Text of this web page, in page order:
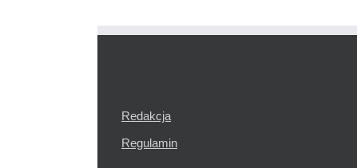
Redakcja
Regulamin